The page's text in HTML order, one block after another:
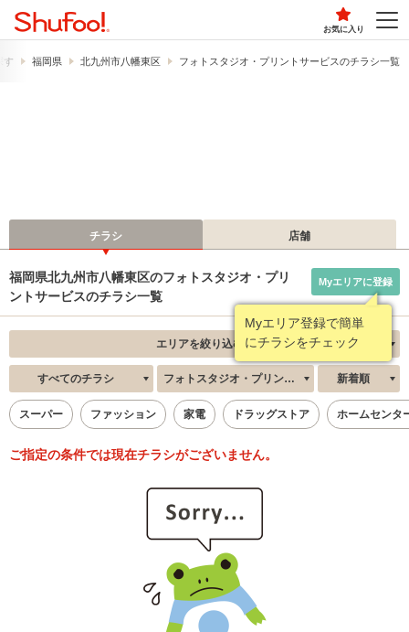
お気に入り
す 福岡県 北九州市八幡東区 フォトスタジオ・プリントサービスのチラシ一覧
チラシ 店舗
福岡県北九州市八幡東区のフォトスタジオ・プリ
ントサービスのチラシ一覧
Myエリア登録で簡単
にチラシをチェック
Myエリアに登録
エリアを絞り込む
すべてのチラシ フォトスタジオ・プリントサービス 新着順
スーパー ファッション 家電 ドラッグストア ホームセンタ
ご指定の条件では現在チラシがございません。